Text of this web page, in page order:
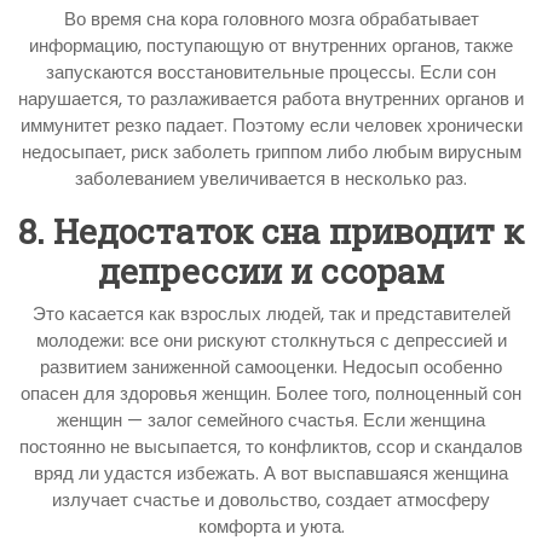
Во время сна кора головного мозга обрабатывает
информацию, поступающую от внутренних органов, также
запускаются восстановительные процессы. Если сон
нарушается, то разлаживается работа внутренних органов и
иммунитет резко падает. Поэтому если человек хронически
недосыпает, риск заболеть гриппом либо любым вирусным
заболеванием увеличивается в несколько раз.
8. Недостаток сна приводит к
депрессии и ссорам
Это касается как взрослых людей, так и представителей
молодежи: все они рискуют столкнуться с депрессией и
развитием заниженной самооценки. Недосып особенно
опасен для здоровья женщин. Более того, полноценный сон
женщин — залог семейного счастья. Если женщина
постоянно не высыпается, то конфликтов, ссор и скандалов
вряд ли удастся избежать. А вот выспавшаяся женщина
излучает счастье и довольство, создает атмосферу
комфорта и уюта.